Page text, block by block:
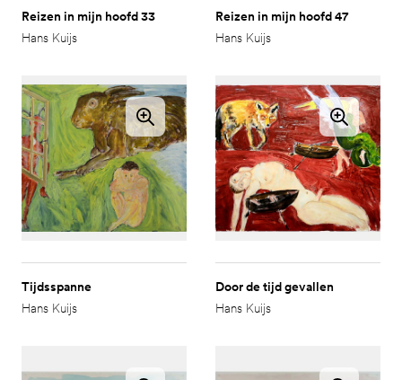
Reizen in mijn hoofd 33
Hans Kuijs
Reizen in mijn hoofd 47
Hans Kuijs
Tijdsspanne
Hans Kuijs
Door de tijd gevallen
Hans Kuijs